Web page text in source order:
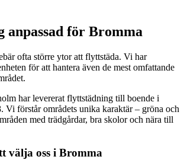
anpassad för Bromma
ofta större ytor att flyttstäda. Vi har
för att hantera även de mest omfattande
har levererat flyttstädning till boende i
Vi förstår områdets unika karaktär – gröna och
med trädgårdar, bra skolor och nära till
välja oss i Bromma